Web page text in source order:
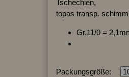
Tschechien,
topas transp.
Gr.11/0 =
Packungsgröße: